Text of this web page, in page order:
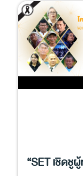
“SET เชิด